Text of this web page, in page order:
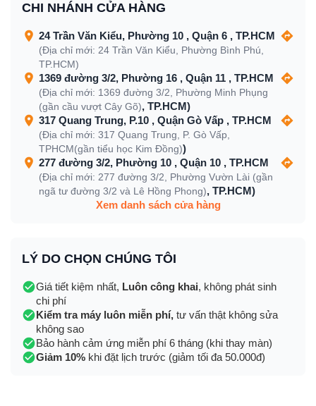
CHI NHÁNH CỬA HÀNG
24 Trần Văn Kiểu, Phường 10 , Quận 6 , TP.HCM
(Địa chỉ mới: 24 Trần Văn Kiểu, Phường Bình Phú,
TP.HCM)
1369 đường 3/2, Phường 16 , Quận 11 , TP.HCM
(Địa chỉ mới: 1369 đường 3/2, Phường Minh Phụng
(gần cầu vượt Cây Gõ), TP.HCM)
317 Quang Trung, P.10 , Quận Gò Vấp , TP.HCM
(Địa chỉ mới: 317 Quang Trung, P. Gò Vấp,
TPHCM(gần tiểu học Kim Đồng))
277 đường 3/2, Phường 10 , Quận 10 , TP.HCM
(Địa chỉ mới: 277 đường 3/2, Phường Vườn Lài (gần
ngã tư đường 3/2 và Lê Hồng Phong), TP.HCM)
Xem danh sách cửa hàng
LÝ DO CHỌN CHÚNG TÔI
Giá tiết kiệm nhất, Luôn công khai, không phát sinh
chi phí
Kiểm tra máy luôn miễn phí, tư vấn thật không sửa
không sao
Bảo hành cảm ứng miễn phí 6 tháng (khi thay màn)
Giảm 10% khi đặt lịch trước (giảm tối đa 50.000đ)